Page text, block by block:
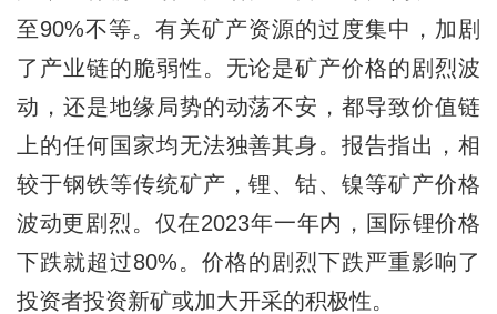
至90%不等。有关矿产资源的过度集中，加剧
了产业链的脆弱性。无论是矿产价格的剧烈波
动，还是地缘局势的动荡不安，都导致价值链
上的任何国家均无法独善其身。报告指出，相
较于钢铁等传统矿产，锂、钴、镍等矿产价格
波动更剧烈。仅在2023年一年内，国际锂价格
下跌就超过80%。价格的剧烈下跌严重影响了
投资者投资新矿或加大开采的积极性。